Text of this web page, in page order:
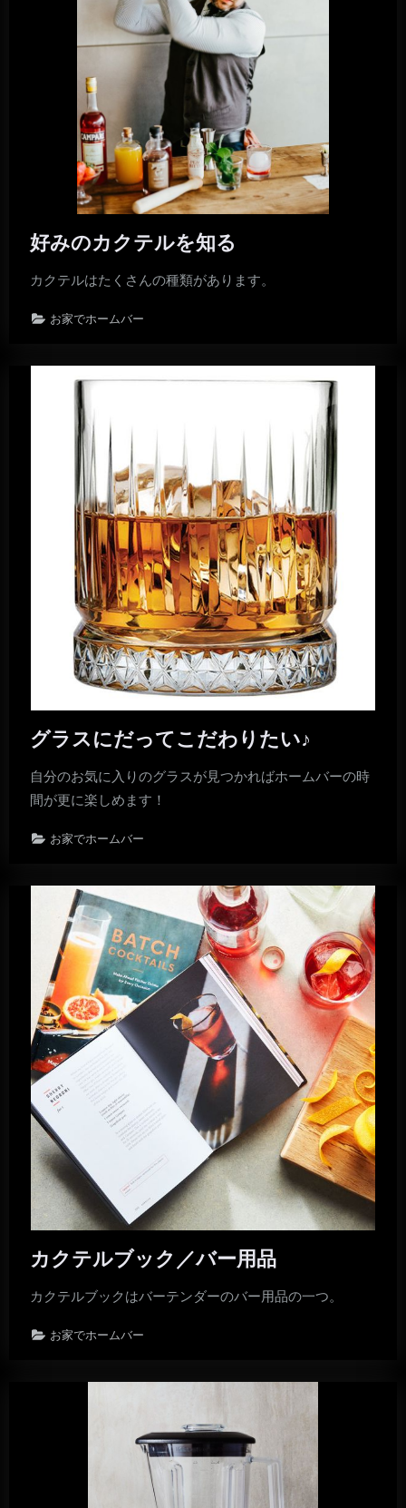
好みのカクテルを知る
カクテルはたくさんの種類があります。
お家でホームバー
グラスにだってこだわりたい♪
自分のお気に入りのグラスが見つかればホームバーの時
間が更に楽しめます！
お家でホームバー
カクテルブック／バー用品
カクテルブックはバーテンダーのバー用品の一つ。
お家でホームバー